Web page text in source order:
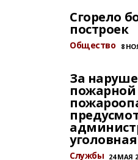
Сгорело
построек
Общество 8
За
пожарной
Службы 24 МАЯ